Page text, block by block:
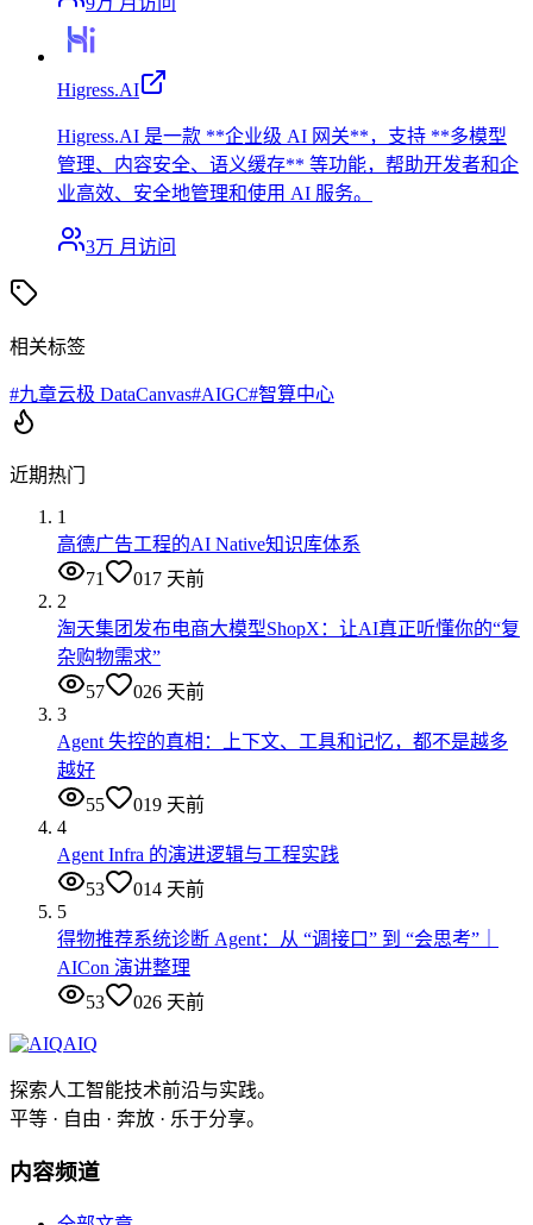
Higress.AI
Higress.AI 是一款 **企业级 AI 网关**，支持 **多模型
管理、内容安全、语义缓存** 等功能，帮助开发者和企
业高效、安全地管理和使用 AI 服务。
3万 月访问
相关标签
#九章云极 DataCanvas#AIGC#智算中心
近期热门
1
高德广告工程的AI Native知识库体系
71
017 天前
2
淘天集团发布电商大模型ShopX：让AI真正听懂你的“复
杂购物需求”
57
026 天前
3
Agent 失控的真相：上下文、工具和记忆，都不是越多
越好
55
019 天前
4
Agent Infra 的演进逻辑与工程实践
53
014 天前
5
得物推荐系统诊断 Agent：从 “调接口” 到 “会思考”｜
AICon 演讲整理
53
026 天前
AIQ
探索人工智能技术前沿与实践。
平等 · 自由 · 奔放 · 乐于分享。
内容频道